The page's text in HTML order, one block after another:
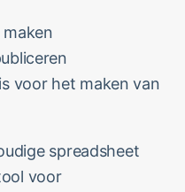
voor het maken van
spreadsheet
voor